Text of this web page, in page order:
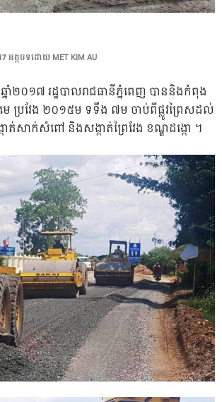
អត្ថបទដោយ MET KIM AU
នាំ២០១៧ រដ្ឋបាលរាជធានីភ្នំពេញ បាននិងកំពុង
រមេ ប្រវែង ២០១៥ម ទទឹង ៧ម ចាប់ពីផ្លូវព្រៃសដល់
ាត់សាក់សំពៅ និងសង្កាត់ព្រៃវែង ខណ្ឌដង្កោ ។